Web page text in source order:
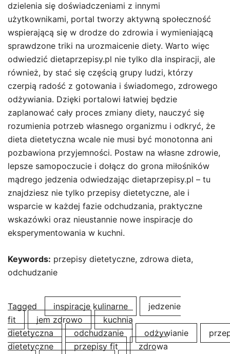
dzielenia się doświadczeniami z innymi
użytkownikami, portal tworzy aktywną społeczność
wspierającą się w drodze do zdrowia i wymieniającą
sprawdzone triki na urozmaicenie diety. Warto więc
odwiedzić dietaprzepisy.pl nie tylko dla inspiracji, ale
również, by stać się częścią grupy ludzi, którzy
czerpią radość z gotowania i świadomego, zdrowego
odżywiania. Dzięki portalowi łatwiej będzie
zaplanować cały proces zmiany diety, nauczyć się
rozumienia potrzeb własnego organizmu i odkryć, że
dieta dietetyczna wcale nie musi być monotonna ani
pozbawiona przyjemności. Postaw na własne zdrowie,
lepsze samopoczucie i dołącz do grona miłośników
mądrego jedzenia odwiedzając dietaprzepisy.pl – tu
znajdziesz nie tylko przepisy dietetyczne, ale i
wsparcie w każdej fazie odchudzania, praktyczne
wskazówki oraz nieustannie nowe inspiracje do
eksperymentowania w kuchni.
Keywords: przepisy dietetyczne, zdrowa dieta,
odchudzanie
Tagged inspiracje kulinarne
jedzenie
fit
jem zdrowo
kuchnia
dietetyczna
odchudzanie odżywianie
dietetyczne
przepisy fit
zdrowa